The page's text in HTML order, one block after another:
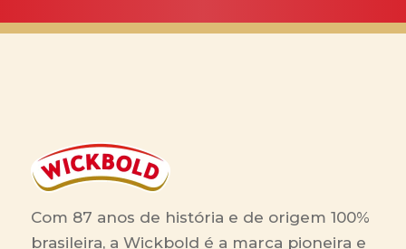
Com 87 anos de história e de origem 100%
brasileira, a Wickbold é a marca pioneira e